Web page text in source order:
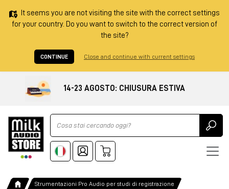
It seems you are not visiting the site with the correct settings
for your country. Do you want to switch to the correct version of
the site?
CONTINUE Close and continue with current settings
14-23 AGOSTO: CHIUSURA ESTIVA
Ricerca
Strumentazioni Pro Audio per studi di registrazione